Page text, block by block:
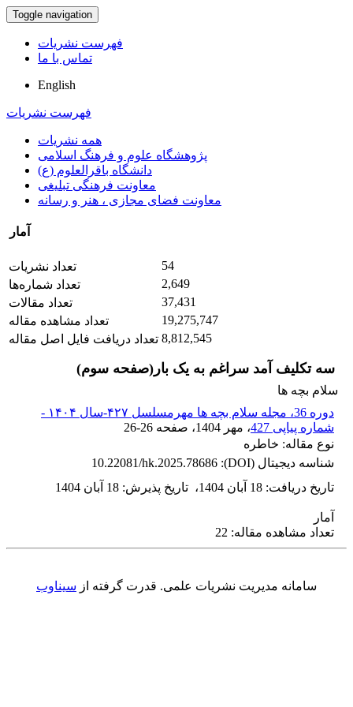
Toggle navigation
فهرست نشریات
تماس با ما
English
فهرست نشریات
همه نشریات
پژوهشگاه علوم و فرهنگ اسلامی
دانشگاه باقرالعلوم (ع)
معاونت فرهنگی تبلیغی
معاونت فضای مجازی ، هنر و رسانه
آمار
تعداد نشریات
54
تعداد شماره‌ها
2,649
تعداد مقالات
37,431
تعداد مشاهده مقاله
19,275,747
تعداد دریافت فایل اصل مقاله 8,812,545
سه تکلیف آمد سراغم به یک بار(صفحه سوم)
سلام بچه ها
دوره 36، مجله سلام بچه ها مهرمسلسل ۴۲۷-سال ۱۴۰۴ -
شماره پیاپی 427
، مهر 1404 ، صفحه 26-26
نوع مقاله: خاطره
شناسه دیجیتال (DOI):
10.22081/hk.2025.78686
تاریخ دریافت: 18 آبان 1404 ، تاریخ پذیرش: 18 آبان 1404
آمار
تعداد مشاهده مقاله: 22
سامانه مدیریت نشریات علمی. قدرت گرفته از سیناوب